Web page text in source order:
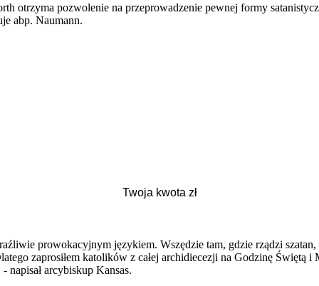
otrzyma pozwolenie na przeprowadzenie pewnej formy
abp. Naumann.
prowokacyjnym językiem. Wszędzie tam, gdzie rządzi
zaprosiłem katolików z całej archidiecezji na Godzinę
napisał arcybiskup Kansas.